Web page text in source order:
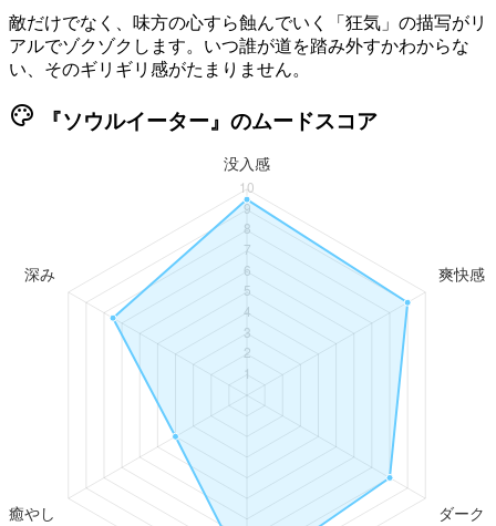
敵だけでなく、味方の心すら蝕んでいく「狂気」の描写がリ
アルでゾクゾクします。いつ誰が道を踏み外すかわからな
い、そのギリギリ感がたまりません。
palette 『ソウルイーター』のムードスコア